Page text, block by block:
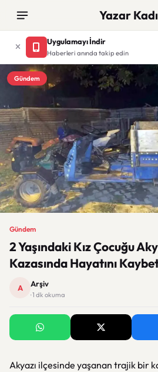
Yazar
Uygulamayı İndir
Haberleri anında takip edin
Gündem
Gündem
2 Yaşındaki Kız Çocuğu
Kazasında Hayatını
A Arşiv
· 1 dk okuma
Akyazı ilçesinde yaşanan trajik bir